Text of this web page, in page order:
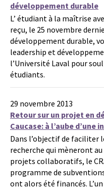
développement durable
L’ étudiant à la maîtrise
reçu, le 25 novembre
développement durable,
leadership et
l’Université Laval pour
étudiants.
29 novembre 2013
Retour sur un projet en
Caucase: à l’aube d’une
Dans l’objectif de faciliter
recherche qui mèneront
projets collaboratifs, le
programme de
ont alors été financés.